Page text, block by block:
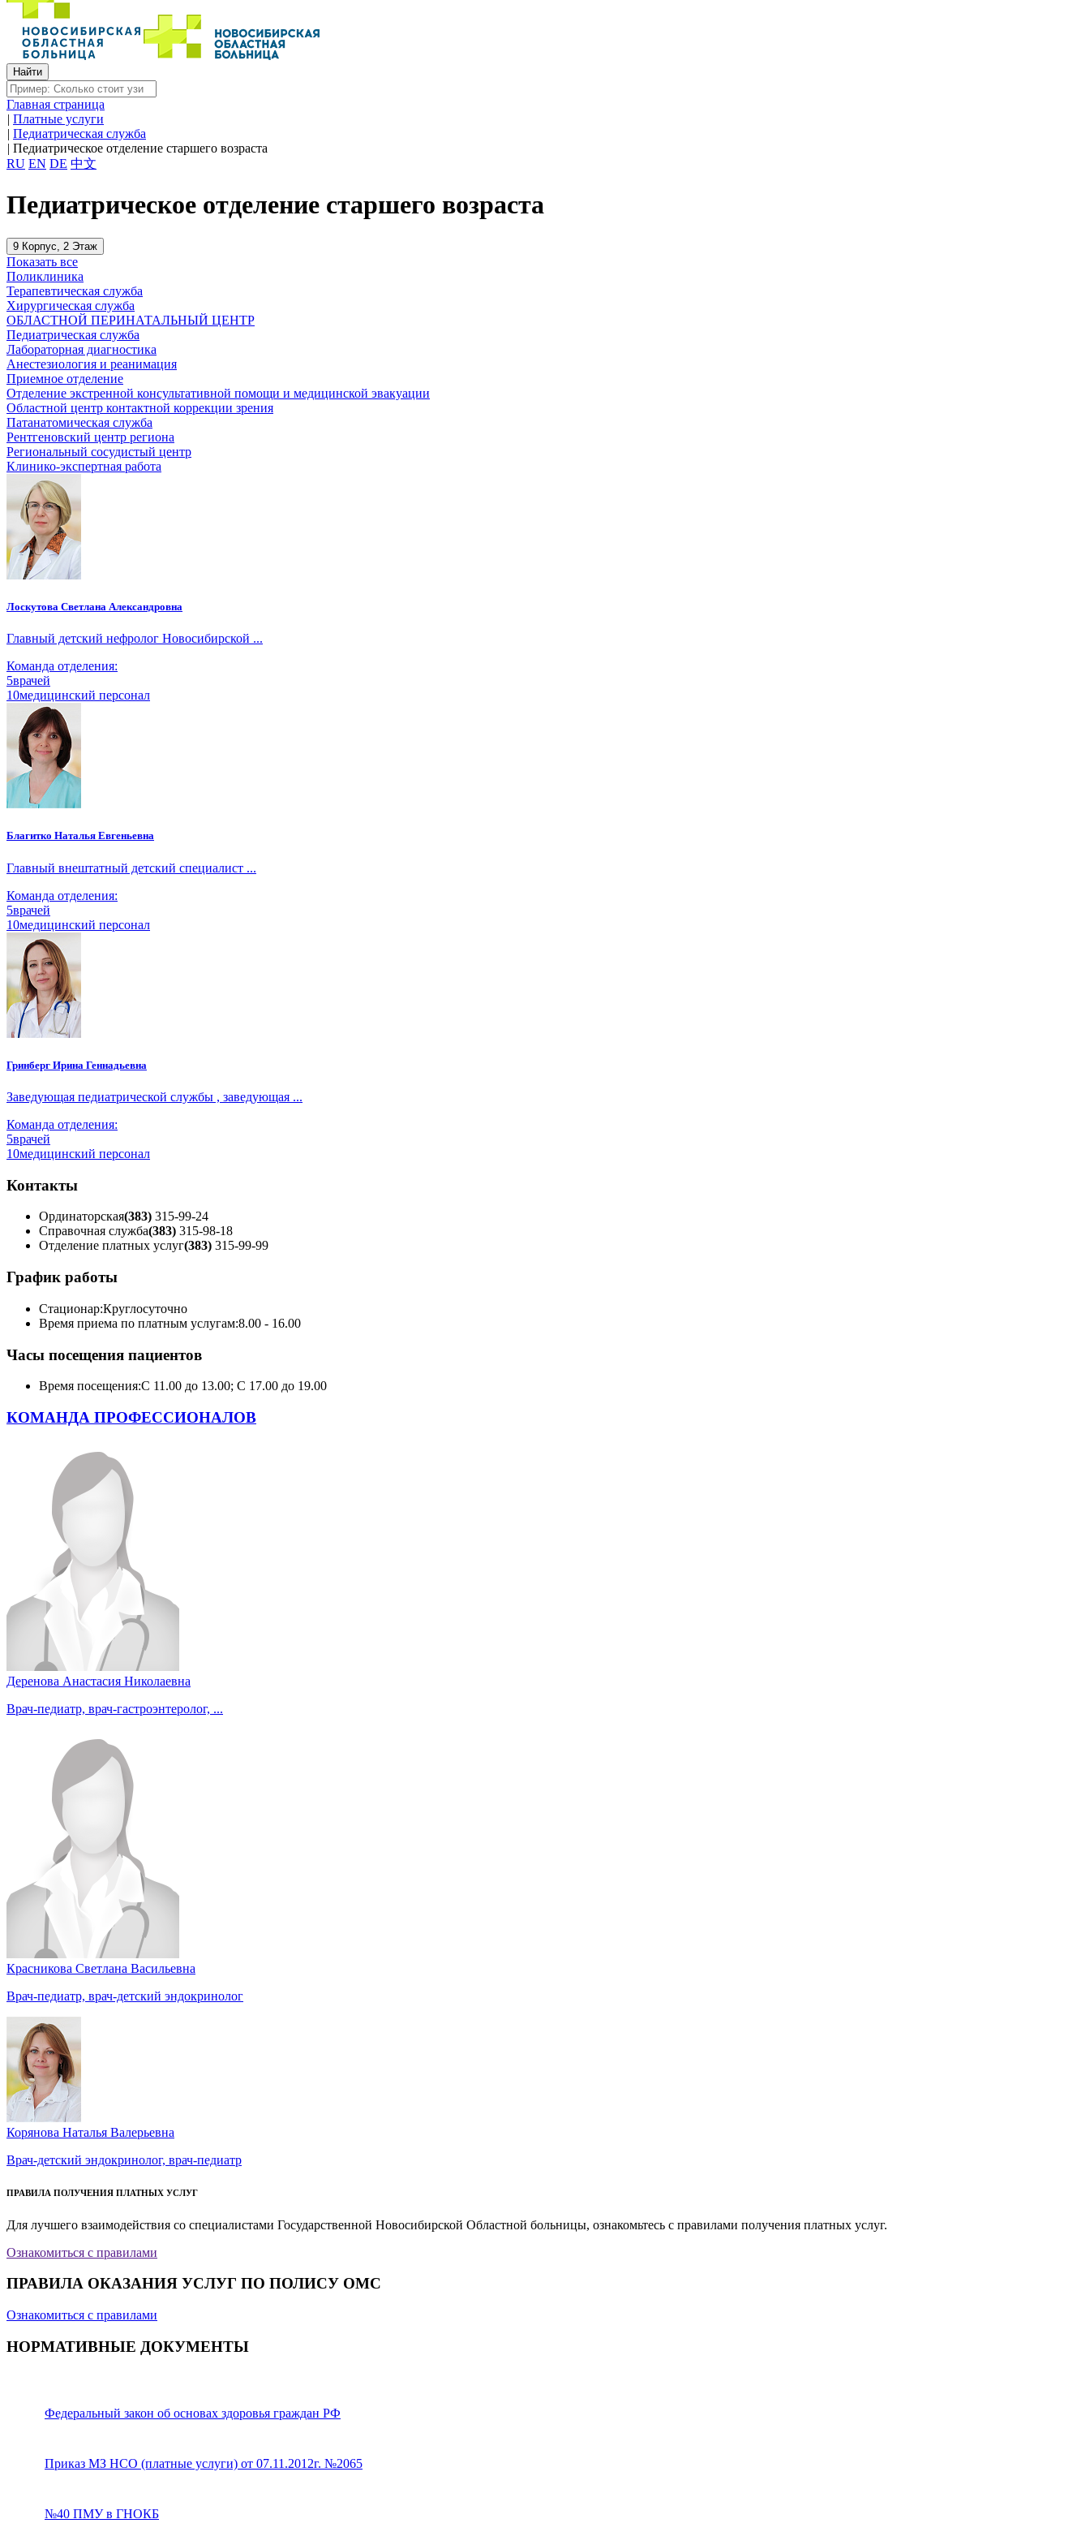
Главная страница
| Платные услуги
| Педиатрическая служба
| Педиатрическое отделение старшего возраста
RU EN DE 中文
Педиатрическое отделение старшего возраста
9 Корпус, 2 Этаж
Показать все
Поликлиника
Терапевтическая служба
Хирургическая служба
ОБЛАСТНОЙ ПЕРИНАТАЛЬНЫЙ ЦЕНТР
Педиатрическая служба
Лабораторная диагностика
Анестезиология и реанимация
Приемное отделение
Отделение экстренной консультативной помощи и медицинской эвакуации
Областной центр контактной коррекции зрения
Патанатомическая служба
Рентгеновский центр региона
Региональный сосудистый центр
Клинико-экспертная работа
Лоскутова Светлана Александровна
Главный детский нефролог Новосибирской ...
Команда отделения:
5врачей
10медицинский персонал
Благитко Наталья Евгеньевна
Главный внештатный детский специалист ...
Команда отделения:
5врачей
10медицинский персонал
Гринберг Ирина Геннадьевна
Заведующая педиатрической службы , заведующая ...
Команда отделения:
5врачей
10медицинский персонал
Контакты
Ординаторская(383) 315-99-24
Справочная служба(383) 315-98-18
Отделение платных услуг(383) 315-99-99
График работы
Стационар:Круглосуточно
Время приема по платным услугам:8.00 - 16.00
Часы посещения пациентов
Время посещения:С 11.00 до 13.00; С 17.00 до 19.00
КОМАНДА ПРОФЕССИОНАЛОВ
Деренова Анастасия Николаевна
Врач-педиатр, врач-гастроэнтеролог, ...
Красникова Светлана Васильевна
Врач-педиатр, врач-детский эндокринолог
Корянова Наталья Валерьевна
Врач-детский эндокринолог, врач-педиатр
ПРАВИЛА ПОЛУЧЕНИЯ ПЛАТНЫХ УСЛУГ
Для лучшего взаимодействия со специалистами Государственной Новосибирской Областной больницы, ознакомьтесь с правилами получения платных услуг.
Ознакомиться с правилами
ПРАВИЛА ОКАЗАНИЯ УСЛУГ ПО ПОЛИСУ ОМС
Ознакомиться с правилами
НОРМАТИВНЫЕ ДОКУМЕНТЫ
Федеральный закон об основах здоровья граждан РФ
Приказ МЗ НСО (платные услуги) от 07.11.2012г. №2065
№40 ПМУ в ГНОКБ